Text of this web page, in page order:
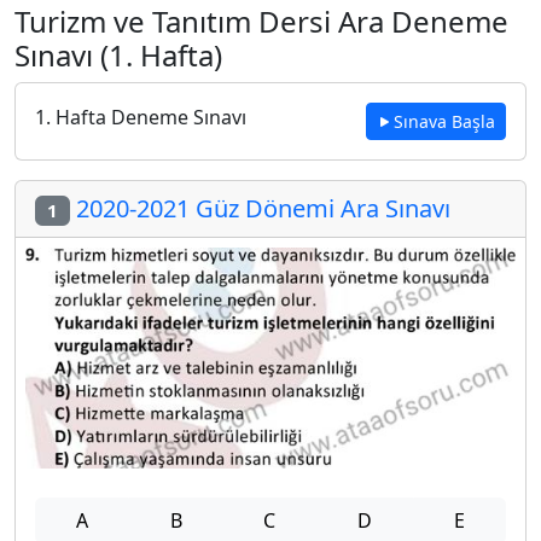
Turizm ve Tanıtım Dersi Ara Deneme
Sınavı (1. Hafta)
1. Hafta Deneme Sınavı Sınava Başla
1 2020-2021 Güz Dönemi Ara Sınavı
A B C D E